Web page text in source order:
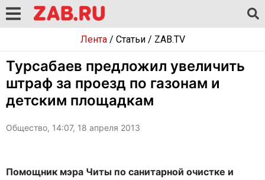
Лента/ Статьи/ ZAB.TV
Турсабаев предложил увеличить
штраф за проезд по газонам и
детским площадкам
Общество, 14:07, 18 апреля 2013
Помощник мэра Читы по санитарной очистке и